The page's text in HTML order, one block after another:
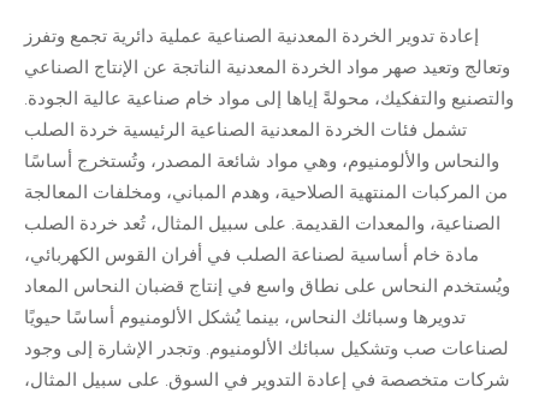
إعادة تدوير الخردة المعدنية الصناعية عملية دائرية تجمع وتفرز
وتعالج وتعيد صهر مواد الخردة المعدنية الناتجة عن الإنتاج الصناعي
والتصنيع والتفكيك، محولةً إياها إلى مواد خام صناعية عالية الجودة.
تشمل فئات الخردة المعدنية الصناعية الرئيسية خردة الصلب
والنحاس والألومنيوم، وهي مواد شائعة المصدر، وتُستخرج أساسًا
من المركبات المنتهية الصلاحية، وهدم المباني، ومخلفات المعالجة
الصناعية، والمعدات القديمة. على سبيل المثال، تُعد خردة الصلب
مادة خام أساسية لصناعة الصلب في أفران القوس الكهربائي،
ويُستخدم النحاس على نطاق واسع في إنتاج قضبان النحاس المعاد
تدويرها وسبائك النحاس، بينما يُشكل الألومنيوم أساسًا حيويًا
لصناعات صب وتشكيل سبائك الألومنيوم. وتجدر الإشارة إلى وجود
شركات متخصصة في إعادة التدوير في السوق. على سبيل المثال،